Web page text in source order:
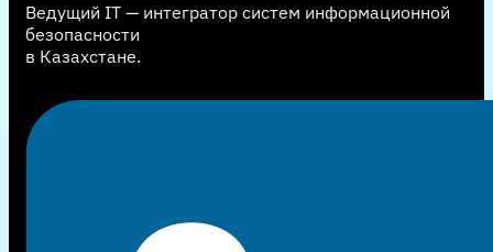
Ведущий IT — интегратор систем информационной
безопасности
в Казахстане.